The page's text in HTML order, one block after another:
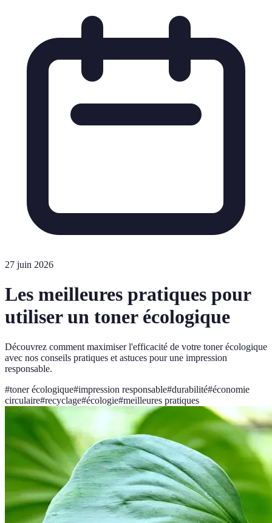
27 juin 2026
Les meilleures pratiques pour
utiliser un toner écologique
Découvrez comment maximiser l'efficacité de votre toner écologique
avec nos conseils pratiques et astuces pour une impression
responsable.
#toner écologique#impression responsable#durabilité#économie
circulaire#recyclage#écologie#meilleures pratiques